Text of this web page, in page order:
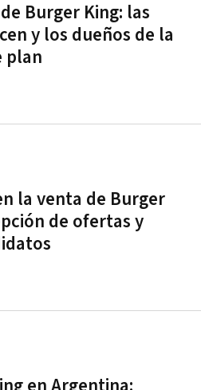
Burger King: las
y los dueños de la
plan
la venta de Burger
de ofertas y